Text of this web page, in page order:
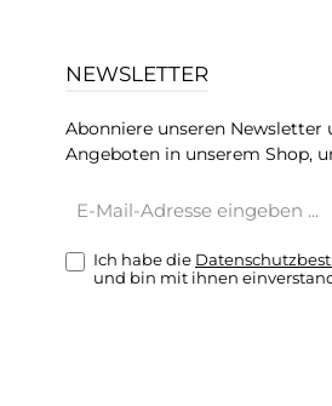
NEWSLETTER
Abonniere unseren Newsletter
Angeboten in unserem Shop,
Mail-
Ich habe die
und bin mit ihnen